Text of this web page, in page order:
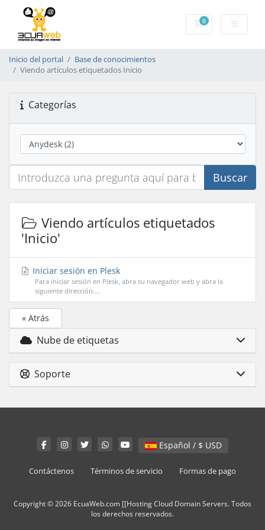
0Carrito
Inicio del portal
Base de conocimientos
Viendo artículos etiquetados Inicio
Categorías
Buscar
Viendo artículos etiquetados
'Inicio'
Iniciar sesión en Plesk
Para iniciar sesión en Plesk, abra su navegador web y abra la
siguiente dirección:...
« Atrás
Nube de etiquetas
Soporte
Español / $ USD
Contáctenos Términos de servicio Formas de pago
Copyright © 2026 EcuaWeb.com [[Hosting Cloud Domain Servers. Todos
los derechos reservados.